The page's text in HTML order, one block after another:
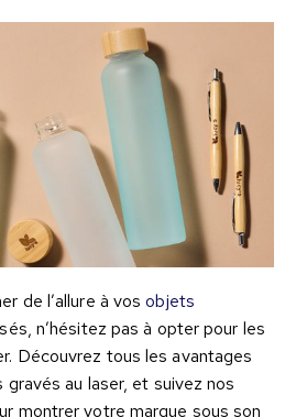
de l’allure à vosobjets
n’hésitez pas à opter pour les
Découvrez tous les avantages
au laser, et suivez nos
montrer votre marque sous son